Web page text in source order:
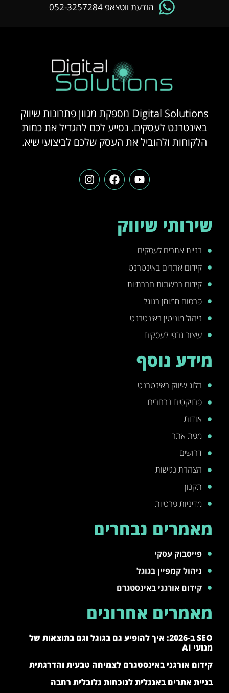
הודעת ווטצאפ 052-3257284
Digital Solutions מספקת מגוון פתרונות שיווק
באינטרנט לעסקים. נסייע לכם להגדיל את כמות
הלקוחות ולהוביל את העסק שלכם לביצועי שיא.
שירותי שיווק
בניית אתרים לעסקים
קידום אתרים באינטרנט
קידום ברשתות חברתיות
פרסום ממומן בגוגל
ניהול מוניטין באינטרנט
עיצוב גרפי לעסקים
מידע נוסף
בלוג שיווק באינטרנט
פרויקטים נבחרים
אודות
מפת אתר
דרושים
הצהרת נגישות
תקנון
מדיניות פרטיות
מאמרים נבחרים
פייסבוק עסקי
ניהול קמפיין בגוגל
קידום אורגני באינסטגרם
מאמרים אחרונים
SEO ב-2026: איך להופיע גם בגוגל וגם בתוצאות של
מנועי AI
קידום אורגני באינסטגרם לצמיחה טבעית והדרגתית
בניית אתרים באנגלית לנוכחות גלובלית רחבה